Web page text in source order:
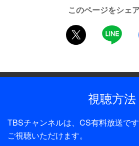
「親子酒」柳家小さん、「平林」柳
（TBSアナウンサー）
制作
TBS
このページをシェ
twitter
視聴方法
TBSチャンネルは、CS有料放送で
ご視聴いただけます。